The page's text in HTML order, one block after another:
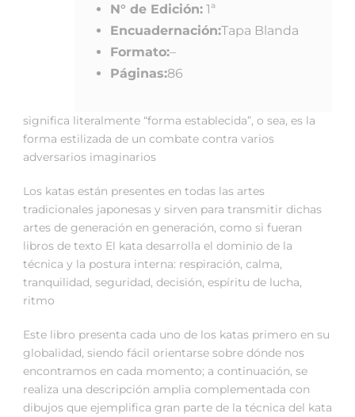
N° de Edición: 1ª
Encuadernación:Tapa Blanda
Formato:–
Páginas:86
significa literalmente “forma establecida”, o sea, es la
forma estilizada de un combate contra varios
adversarios imaginarios
Los katas están presentes en todas las artes
tradicionales japonesas y sirven para transmitir dichas
artes de generación en generación, como si fueran
libros de texto El kata desarrolla el dominio de la
técnica y la postura interna: respiración, calma,
tranquilidad, seguridad, decisión, espíritu de lucha,
ritmo
Este libro presenta cada uno de los katas primero en su
globalidad, siendo fácil orientarse sobre dónde nos
encontramos en cada momento; a continuación, se
realiza una descripción amplia complementada con
dibujos que ejemplifica gran parte de la técnica del kata